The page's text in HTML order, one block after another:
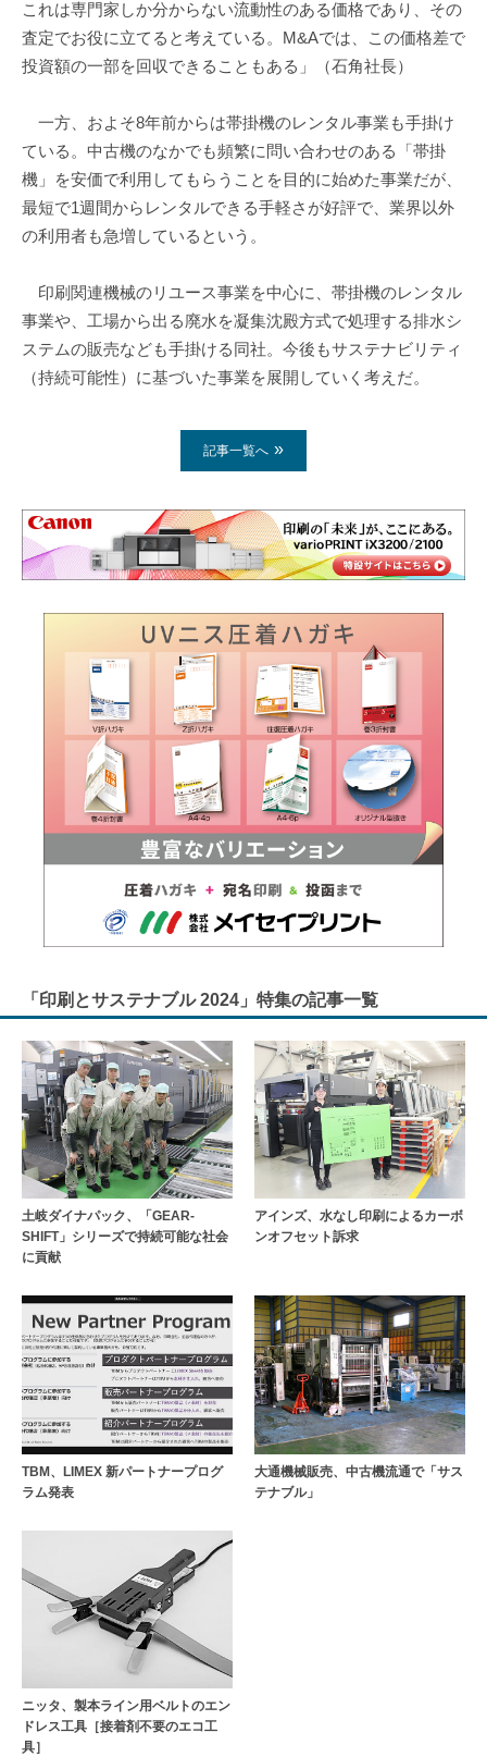
これは専門家しか分からない流動性のある価格であり、その
査定でお役に立てると考えている。M&Aでは、この価格差で
投資額の一部を回収できることもある」（石角社長）
一方、およそ8年前からは帯掛機のレンタル事業も手掛け
ている。中古機のなかでも頻繁に問い合わせのある「帯掛
機」を安価で利用してもらうことを目的に始めた事業だが、
最短で1週間からレンタルできる手軽さが好評で、業界以外
の利用者も急増しているという。
印刷関連機械のリユース事業を中心に、帯掛機のレンタル
事業や、工場から出る廃水を凝集沈殿方式で処理する排水シ
ステムの販売なども手掛ける同社。今後もサステナビリティ
（持続可能性）に基づいた事業を展開していく考えだ。
記事一覧へ
「印刷とサステナブル 2024」特集の記事一覧
土岐ダイナパック、「GEAR-
SHIFT」シリーズで持続可能な社会
に貢献
アインズ、水なし印刷によるカーボ
ンオフセット訴求
TBM、LIMEX 新パートナープログ
ラム発表
大通機械販売、中古機流通で「サス
テナブル」
ニッタ、製本ライン用ベルトのエン
ドレス工具［接着剤不要のエコ工
具］